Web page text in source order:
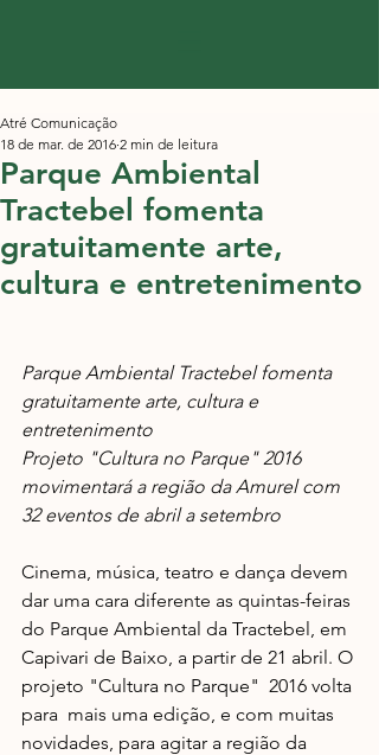
Parque Ambiental
Tractebel fomenta
gratuitamente arte,
cultura e entretenimento
Atré Comunicação
18 de mar. de 2016 2 min de leitura
Parque Ambiental Tractebel fomenta
gratuitamente arte, cultura e
entretenimento
Projeto "Cultura no Parque" 2016
movimentará a região da Amurel com
32 eventos de abril a setembro
Cinema, música, teatro e dança devem
dar uma cara diferente as quintas-feiras
do Parque Ambiental da Tractebel, em
Capivari de Baixo, a partir de 21 abril. O
projeto "Cultura no Parque"  2016 volta
para  ​mais uma edição, e com muitas
novidades, para agitar a região da